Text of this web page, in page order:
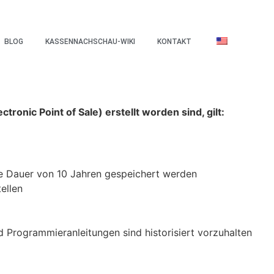
BLOG KASSENNACHSCHAU-WIKI KONTAKT
Pointof Sale) erstellt worden sind, gilt:
Dauer von 10 Jahren gespeichert werden
Programmieranleitungen sind historisiert vorzuhalten